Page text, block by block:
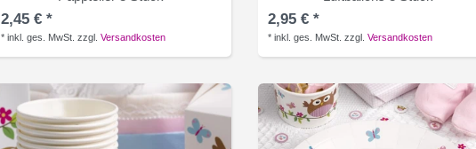
2,45 € *
*inkl. ges. MwSt. zzgl.Versandkosten
2,95 € *
*inkl. ges. MwSt. zzgl.Versandkosten